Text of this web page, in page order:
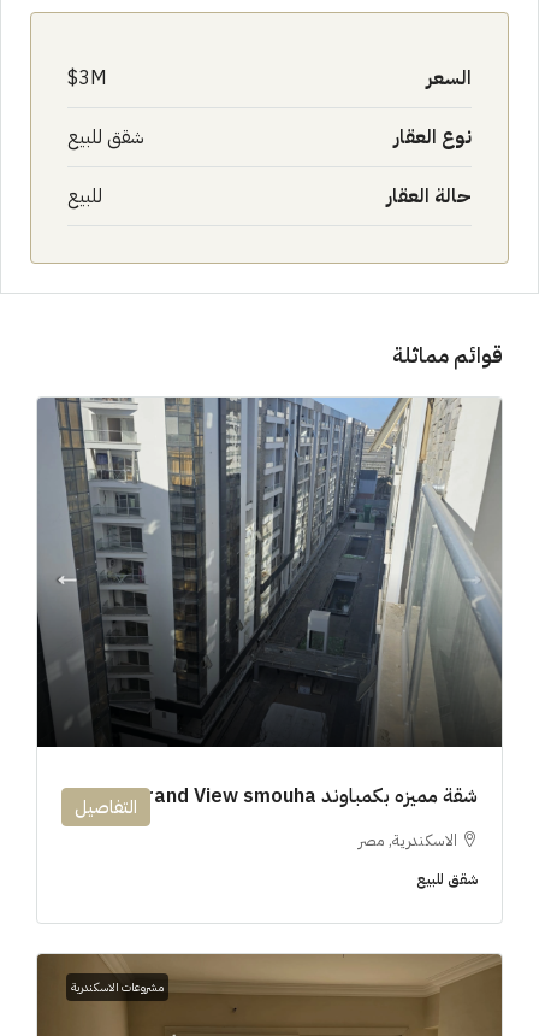
السعر 3M$
نوع العقار شقق للبيع
حالة العقار للبيع
قوائم مماثلة
شقة مميزه بكمباوند 194m Grand View smouha
الاسكندرية, مصر
شقق للبيع
التفاصيل
مشروعات الاسكندرية